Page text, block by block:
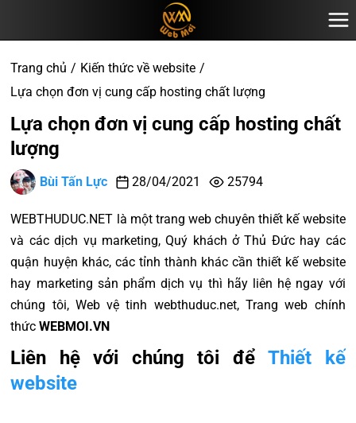
Trang chủ
Kiến thức về website
Lựa chọn đơn vị cung cấp hosting chất lượng
Lựa chọn đơn vị cung cấp hosting chất
lượng
Bùi Tấn Lực 28/04/2021 25794
WEBTHUDUC.NET là một trang web chuyên thiết kế website
và các dịch vụ marketing, Quý khách ở Thủ Đức hay các
quận huyện khác, các tỉnh thành khác cần thiết kế website
hay marketing sản phẩm dịch vụ thì hãy liên hệ ngay với
chúng tôi, Web vệ tinh webthuduc.net, Trang web chính
thứcWEBMOI.VN
Liên hệ với chúng tôi đểThiết kế
website